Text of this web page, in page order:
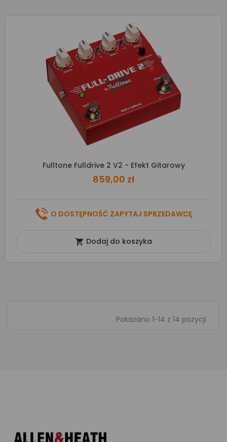
Fulltone Fulldrive 2 V2 - Efekt Gitarowy
859,00 zł
O DOSTĘPNOŚĆ ZAPYTAJ SPRZEDAWCĘ
 Dodaj do koszyka
Pokazano 1-14 z 14 pozycji